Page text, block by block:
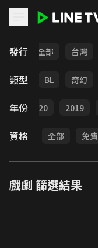
發行 全部 台灣
類型
勵志 BL 奇幻
年份 2020 2019
資格 全部 免費
戲劇 篩選結果